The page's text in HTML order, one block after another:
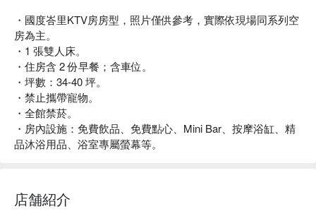
・國度峇里KTV房房型，照片僅供參考，實際依現場同系列空
房為主。
・1 張雙人床。
・住房含 2 份早餐；含車位。
・坪數：34-40 坪。
・禁止攜帶寵物。
・全館禁菸。
・房內設施：免費飲品、免費點心、Mini Bar、按摩浴缸、精
品沐浴用品、浴室專屬螢幕等。
店舗紹介